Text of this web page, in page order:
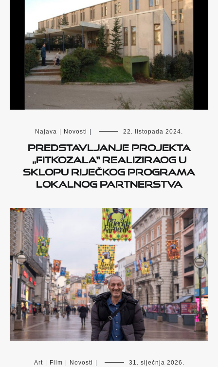
Najava Novosti 22. listopada 2024.
PREDSTAVLJANJE PROJEKTA
„FITKOzala“ REALIZIRAOG U
SKLOPU RIJEČKOG PROGRAMA
LOKALNOG PARTNERSTVA
Art Film Novosti 31. siječnja 2026.